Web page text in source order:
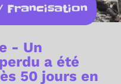
Francisation
- Un
a été
50 jours en